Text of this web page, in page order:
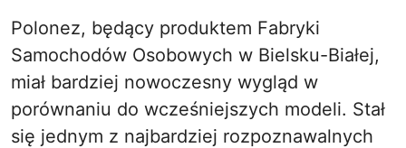
Polonez, będący produktem Fabryki
Samochodów Osobowych w Bielsku-Białej,
miał bardziej nowoczesny wygląd w
porównaniu do wcześniejszych modeli. Stał
się jednym z najbardziej rozpoznawalnych